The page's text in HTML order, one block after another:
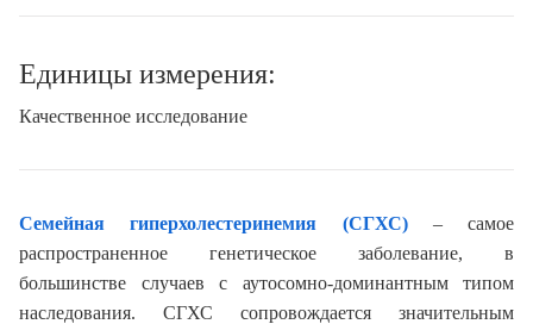
Единицы измерения:
Качественное исследование
Семейная гиперхолестеринемия (СГХС)– самое
распространенное генетическое заболевание, в
большинстве случаев с аутосомно-доминантным типом
наследования. СГХС сопровождается значительным